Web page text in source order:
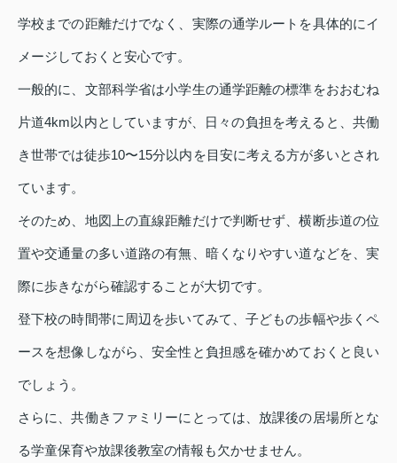
学校までの距離だけでなく、実際の通学ルートを具体的にイ
メージしておくと安心です。
一般的に、文部科学省は小学生の通学距離の標準をおおむね
片道4km以内としていますが、日々の負担を考えると、共働
き世帯では徒歩10〜15分以内を目安に考える方が多いとされ
ています。
そのため、地図上の直線距離だけで判断せず、横断歩道の位
置や交通量の多い道路の有無、暗くなりやすい道などを、実
際に歩きながら確認することが大切です。
登下校の時間帯に周辺を歩いてみて、子どもの歩幅や歩くペ
ースを想像しながら、安全性と負担感を確かめておくと良い
でしょう。
さらに、共働きファミリーにとっては、放課後の居場所とな
る学童保育や放課後教室の情報も欠かせません。